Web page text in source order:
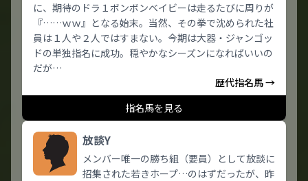
に、期待のドラ１ボンボンベイビーは走るたびに周りが
『……ｗｗ』となる始末。当然、その拳で沈められた社
員は１人や２人ではすまない。今期は大器・ジャンゴッ
ドの単独指名に成功。穏やかなシーズンになればいいの
だが…
歴代指名馬 →
指名馬を見る
放談Y
メンバー唯一の勝ち組（要員）として放談に
招集された若きホープ…のはずだったが、昨